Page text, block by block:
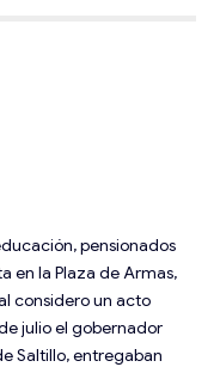
pensionados
en la Plaza de Armas,
considero un acto
julio el gobernador
Saltillo, entregaban